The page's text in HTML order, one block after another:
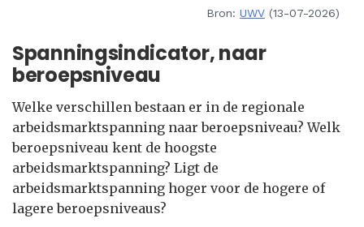
Bron: UWV (13-07-2026)
Spanningsindicator, naar
beroepsniveau
Welke verschillen bestaan er in de regionale
arbeidsmarktspanning naar beroepsniveau? Welk
beroepsniveau kent de hoogste
arbeidsmarktspanning? Ligt de
arbeidsmarktspanning hoger voor de hogere of
lagere beroepsniveaus?